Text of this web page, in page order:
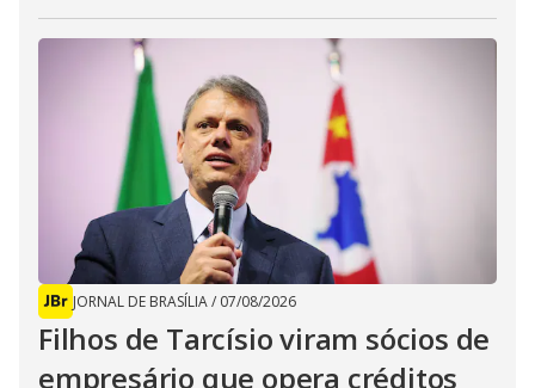
JORNAL DE BRASÍLIA/ 07/08/2026
Filhos de Tarcísio viram sócios de
empresário que opera créditos